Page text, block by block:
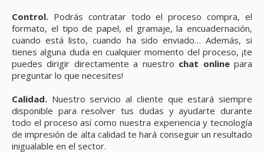
Control. Podrás contratar todo el proceso compra, el
formato, el tipo de papel, el gramaje, la encuadernación,
cuando está listo, cuando ha sido enviado… Además, si
tienes alguna duda en cualquier momento del proceso, ¡te
puedes dirigir directamente a nuestro chat onlinepara
preguntar lo que necesites!
Calidad. Nuestro servicio al cliente que estará siempre
disponible para resolver tus dudas y ayudarte durante
todo el proceso así como nuestra experiencia y tecnología
de impresión de alta calidad te hará conseguir un resultado
inigualable en el sector.